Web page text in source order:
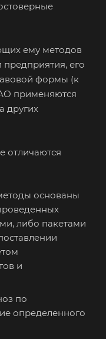
ему методов
предприятия, его
формы (к
применяются
других
отличаются
основаны
либо пакетами
и
по
определенного